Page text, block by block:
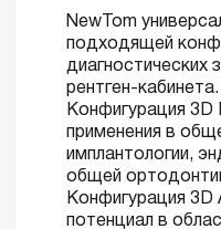
NewTom
подходящей
диагностических
рентген-кабинета.
Конфигурация 3D
применения в
имплантологии,
общей
Конфигурация 3D
потенциал в